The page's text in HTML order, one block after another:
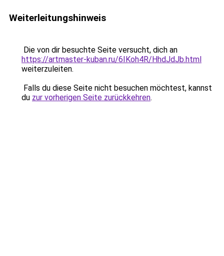
Weiterleitungshinweis
Die von dir besuchte Seite versucht, dich an
https://artmaster-kuban.ru/6IKoh4R/HhdJdJb.html
weiterzuleiten.
Falls du diese Seite nicht besuchen möchtest, kannst
du zur vorherigen Seite zurückkehren.